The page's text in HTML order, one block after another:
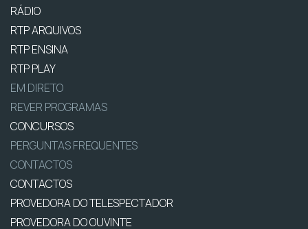
RÁDIO
RTP ARQUIVOS
RTP ENSINA
RTP PLAY
EM DIRETO
REVER PROGRAMAS
CONCURSOS
PERGUNTAS FREQUENTES
CONTACTOS
CONTACTOS
PROVEDORA DO TELESPECTADOR
PROVEDORA DO OUVINTE